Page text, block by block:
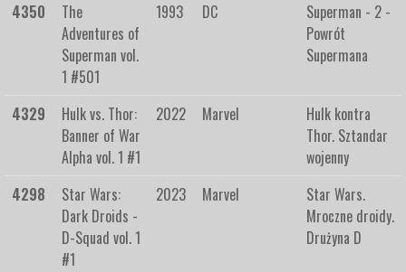
4350
The
Adventures of
Superman vol.
1 #501
1993 DC
Superman - 2 -
Powrót
Supermana
4329
Hulk vs. Thor:
Banner of War
Alpha vol. 1 #1
2022 Marvel
Hulk kontra
Thor. Sztandar
wojenny
4298
Star Wars:
Dark Droids -
D-Squad vol. 1
#1
2023 Marvel
Star Wars.
Mroczne droidy.
Drużyna D